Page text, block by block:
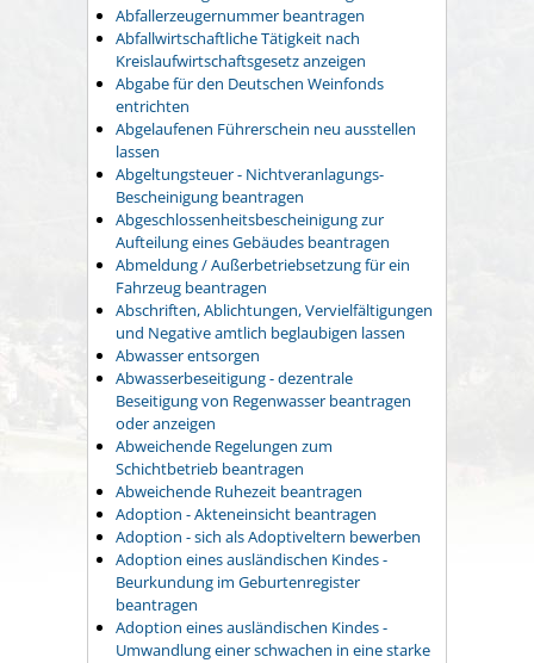
Abfallerzeugernummer beantragen
Abfallwirtschaftliche Tätigkeit nach
Kreislaufwirtschaftsgesetz anzeigen
Abgabe für den Deutschen Weinfonds
entrichten
Abgelaufenen Führerschein neu ausstellen
lassen
Abgeltungsteuer - Nichtveranlagungs-
Bescheinigung beantragen
Abgeschlossenheitsbescheinigung zur
Aufteilung eines Gebäudes beantragen
Abmeldung / Außerbetriebsetzung für ein
Fahrzeug beantragen
Abschriften, Ablichtungen, Vervielfältigungen
und Negative amtlich beglaubigen lassen
Abwasser entsorgen
Abwasserbeseitigung - dezentrale
Beseitigung von Regenwasser beantragen
oder anzeigen
Abweichende Regelungen zum
Schichtbetrieb beantragen
Abweichende Ruhezeit beantragen
Adoption - Akteneinsicht beantragen
Adoption - sich als Adoptiveltern bewerben
Adoption eines ausländischen Kindes -
Beurkundung im Geburtenregister
beantragen
Adoption eines ausländischen Kindes -
Umwandlung einer schwachen in eine starke